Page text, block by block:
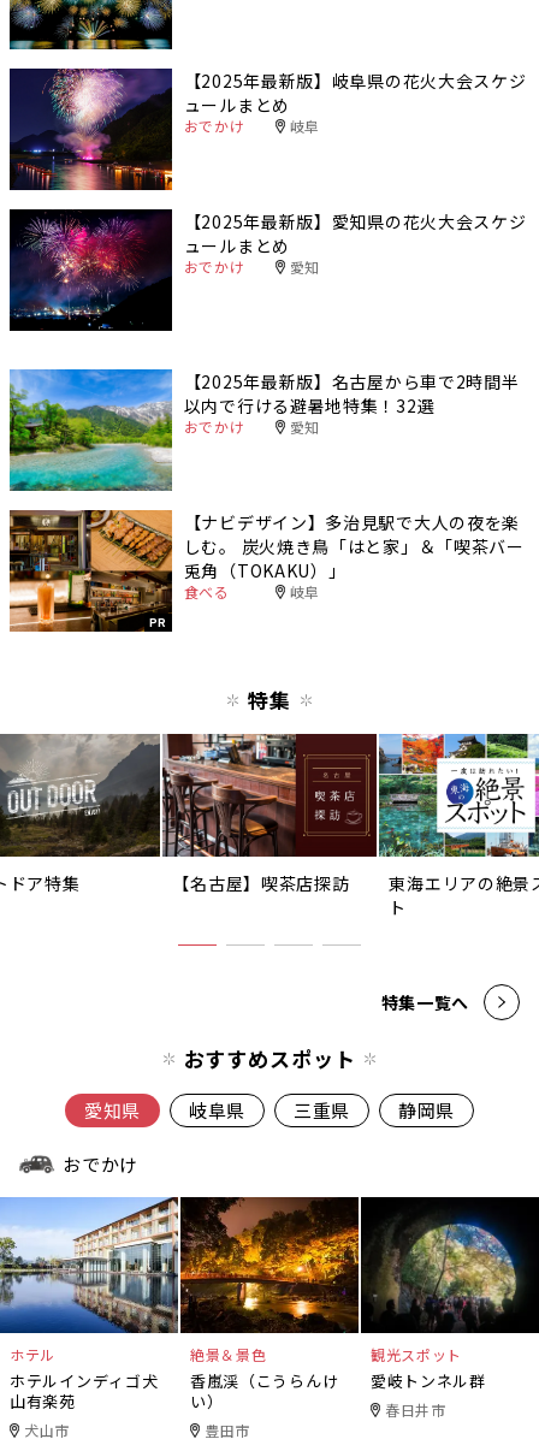
【2025年最新版】岐阜県の花火大会スケジ
ュールまとめ
おでかけ 岐阜
【2025年最新版】愛知県の花火大会スケジ
ュールまとめ
おでかけ 愛知
【2025年最新版】名古屋から車で2時間半
以内で行ける避暑地特集！32選
おでかけ 愛知
PR
【ナビデザイン】多治見駅で大人の夜を楽
しむ。 炭火焼き鳥「はと家」＆「喫茶バー
兎角（TOKAKU）」
食べる 岐阜
特集
ドア特集 【名古屋】喫茶店探訪
東海エリアの絶景
ト
特集一覧へ
おすすめスポット
愛知県 岐阜県 三重県 静岡県
おでかけ
ホテル
ホテルインディゴ犬
山有楽苑
犬山市
絶景＆景色
香嵐渓（こうらんけ
い）
豊田市
観光スポット
愛岐トンネル群
春日井市